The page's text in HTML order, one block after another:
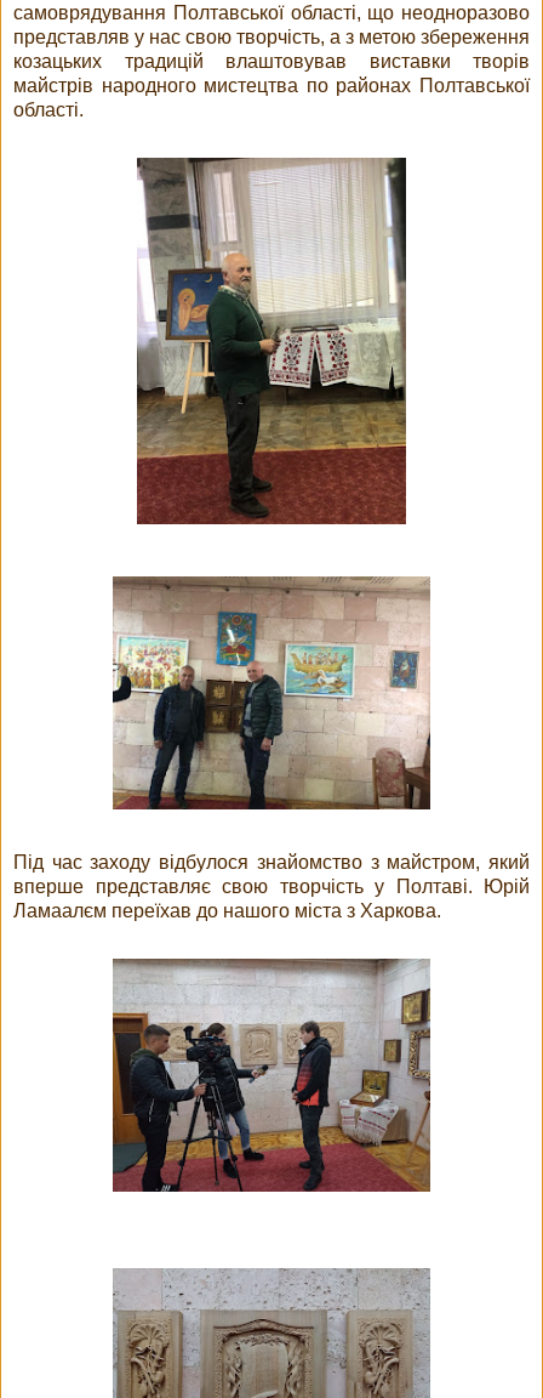
самоврядування Полтавської області, що неодноразово
представляв у нас свою творчість, а з метою збереження
козацьких традицій влаштовував виставки творів
майстрів народного мистецтва по районах Полтавської
області.
Під час заходу відбулося знайомство з майстром, який
вперше представляє свою творчість у Полтаві. Юрій
Ламаалєм переїхав до нашого міста з Харкова.